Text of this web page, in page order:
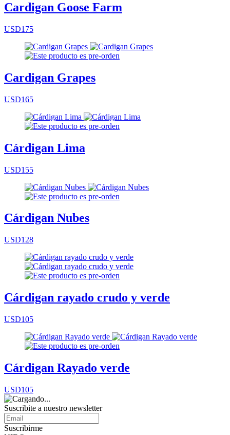
Cardigan Goose Farm
USD175
Cardigan Grapes
USD165
Cárdigan Lima
USD155
Cárdigan Nubes
USD128
Cárdigan rayado crudo y verde
USD105
Cárdigan Rayado verde
USD105
Suscribite a nuestro newsletter
Suscribirme